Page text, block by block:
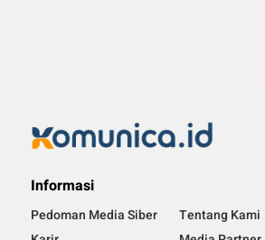
Informasi
Pedoman Media Siber Tentang Kami